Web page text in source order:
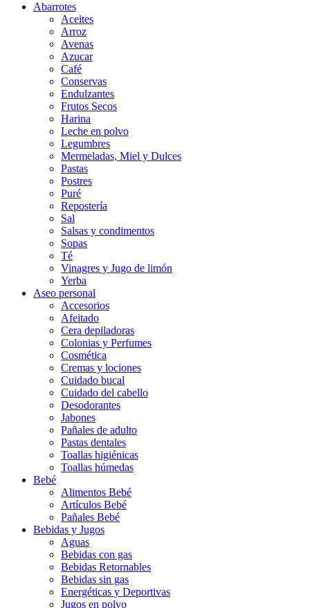
Abarrotes
Aceites
Arroz
Avenas
Azucar
Café
Conservas
Endulzantes
Frutos Secos
Harina
Leche en polvo
Legumbres
Mermeladas, Miel y Dulces
Pastas
Postres
Puré
Repostería
Sal
Salsas y condimentos
Sopas
Té
Vinagres y Jugo de limón
Yerba
Aseo personal
Accesorios
Afeitado
Cera depiladoras
Colonias y Perfumes
Cosmética
Cremas y lociones
Cuidado bucal
Cuidado del cabello
Desodorantes
Jabones
Pañales de adulto
Pastas dentales
Toallas higiénicas
Toallas húmedas
Bebé
Alimentos Bebé
Artículos Bebé
Pañales Bebé
Bebidas y Jugos
Aguas
Bebidas con gas
Bebidas Retornables
Bebidas sin gas
Energéticas y Deportivas
Jugos en polvo